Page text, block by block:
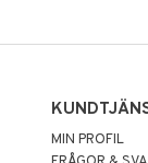
MIN PROFIL